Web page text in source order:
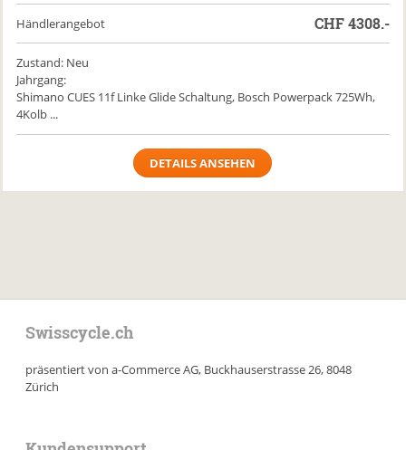
Händlerangebot CHF4308.-
Zustand: Neu
Jahrgang:
Shimano CUES 11f Linke Glide Schaltung, Bosch Powerpack 725Wh,
4Kolb ...
DETAILS ANSEHEN
Swisscycle.ch
präsentiert von a-Commerce AG, Buckhauserstrasse 26, 8048
Zürich